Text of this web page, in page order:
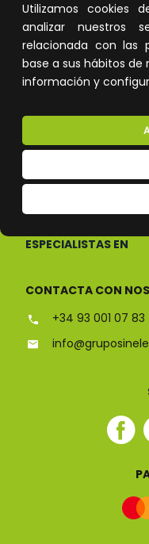
Utilizamos cookies
analizar nuestros
relacionada con las
base a sus hábitos de
información y
Atención al
ESPECIALISTAS EN
CONTACTA CON
+34 93 001 07 83